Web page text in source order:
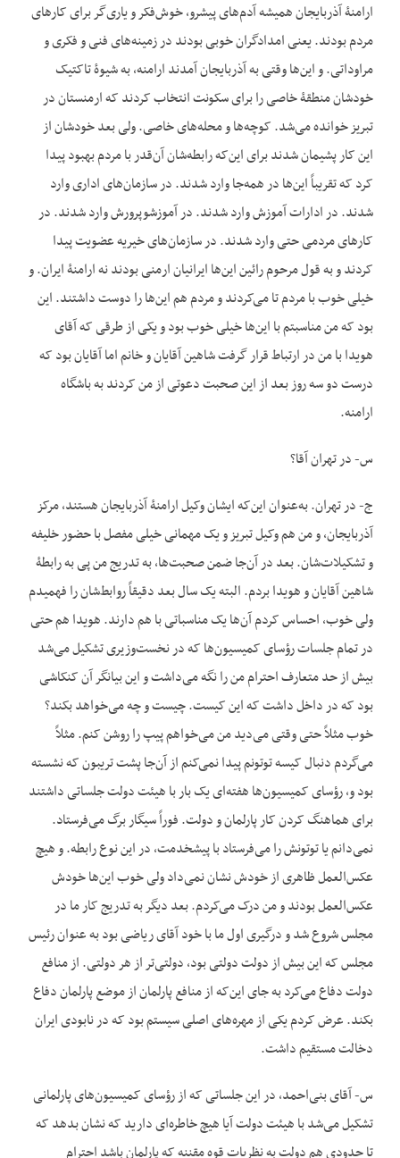
ارامنۀ آذربایجان همیشه آدم‌های پیشرو، خوش‌فکر و یاری‌گر برای کارهای
مردم بودند. یعنی امدادگران خوبی بودند در زمینه‌های فنی و فکری و
مراوداتی. و این‌ها وقتی به آذربایجان آمدند ارامنه، به شیوۀ تاکتیک
خودشان منطقۀ خاصی را برای سکونت انتخاب کردند که ارمنستان در
تبریز خوانده می‌شد. کوچه‌ها و محله‌های خاصی. ولی بعد خودشان از
این کار پشیمان شدند برای این‌که رابطه‌شان آن‌قدر با مردم بهبود پیدا
کرد که تقریباً این‌ها در همه‌جا وارد شدند. در سازمان‌های اداری وارد
شدند. در ادارات آموزش وارد شدند. در آموزش‎وپرورش وارد شدند. در
کارهای مردمی حتی وارد شدند. در سازمان‌های خیریه عضویت پیدا
کردند و به قول مرحوم رائین این‌ها ایرانیان ارمنی بودند نه ارامنۀ ایران. و
خیلی خوب با مردم تا می‌کردند و مردم هم این‌ها را دوست داشتند. این
بود که من مناسبتم با این‌ها خیلی خوب بود و یکی از طرقی که آقای
هویدا با من در ارتباط قرار گرفت شاهین آقایان و خانم اما آقایان بود که
درست دو سه روز بعد از این صحبت دعوتی از من کردند به باشگاه
ارامنه.
س- در تهران آقا؟
ج- در تهران. به‌عنوان این‌که ایشان وکیل ارامنۀ آذربایجان هستند، مرکز
آذربایجان، و من هم وکیل تبریز و یک مهمانی خیلی مفصل با حضور خلیفه
و تشکیلات‌شان. بعد در آن‌جا ضمن صحبت‌ها، به تدریج من پی به رابطۀ
شاهین آقایان و هویدا بردم. البته یک سال بعد دقیقاً روابط‌شان را فهمیدم
ولی خوب، احساس کردم آن‌ها یک مناسباتی با هم دارند. هویدا هم حتی
در تمام جلسات رؤسای کمیسیون‌ها که در نخست‌وزیری تشکیل می‌شد
بیش از حد متعارف احترام من را نگه می‌داشت و این بیانگر آن کنکاشی
بود که در داخل داشت که این کیست. چیست و چه می‌خواهد بکند؟
خوب مثلاً حتی وقتی می‌دید من می‌خواهم پیپ را روشن کنم. مثلاً
می‌گردم دنبال کیسه توتونم پیدا نمی‌کنم از آن‌جا پشت تریبون که نشسته
بود و، رؤسای کمیسیون‌ها هفته‌ای یک بار با هیئت دولت جلساتی داشتند
برای هماهنگ کردن کار پارلمان و دولت. فوراً سیگار برگ می‌فرستاد.
نمی‌دانم یا توتونش را می‌فرستاد با پیشخدمت، در این نوع رابطه. و هیچ
عکس‌العمل ظاهری از خودش نشان نمی‌داد ولی خوب این‌ها خودش
عکس‌العمل بودند و من درک می‌کردم. بعد دیگر به تدریج کار ما در
مجلس شروع شد و درگیری اول ما با خود آقای ریاضی بود به عنوان رئیس
مجلس که این بیش از دولت دولتی بود، دولتی‌تر از هر دولتی. از منافع
دولت دفاع می‌کرد به جای این‌که از منافع پارلمان از موضع پارلمان دفاع
بکند. عرض کردم یکی از مهره‌های اصلی سیستم بود که در نابودی ایران
دخالت مستقیم داشت.
س- آقای بنی‌احمد، در این جلساتی که از رؤسای کمیسیون‌های پارلمانی
تشکیل می‌شد با هیئت دولت آیا هیچ خاطره‌ای دارید که نشان بدهد که
تا حدودی هم دولت به نظریات قوه مقننه که پارلمان باشد احترام